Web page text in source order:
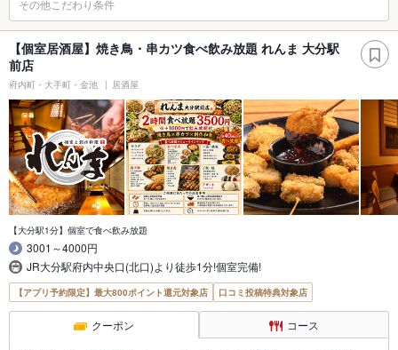
その他こだわり条件
【個室居酒屋】焼き鳥・串カツ食べ飲み放題 れんま 大分駅
前店
府内町・大手町・金池 居酒屋
【大分駅1分】個室で食べ飲み放題
3001～4000円
JR大分駅府内中央口(北口)より徒歩1分!個室完備!
【アプリ予約限定】最大800ポイント還元対象店 口コミ投稿特典対象店
クーポン コース